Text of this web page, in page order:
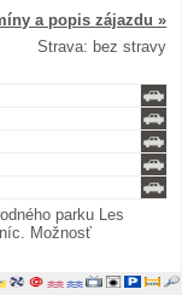
a popis zájazdu »
Strava: bez stravy
parku Les
Možnosť